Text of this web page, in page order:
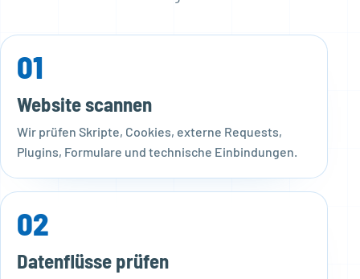
01
Website scannen
Wir prüfen Skripte, Cookies, externe Requests,
Plugins, Formulare und technische Einbindungen.
02
Datenflüsse prüfen